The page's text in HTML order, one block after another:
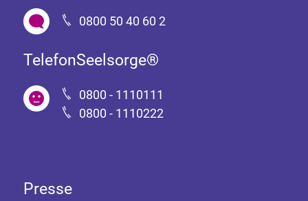
0800 50 40 60 2
TelefonSeelsorge®
0800 - 1110111
0800 - 1110222
Presse